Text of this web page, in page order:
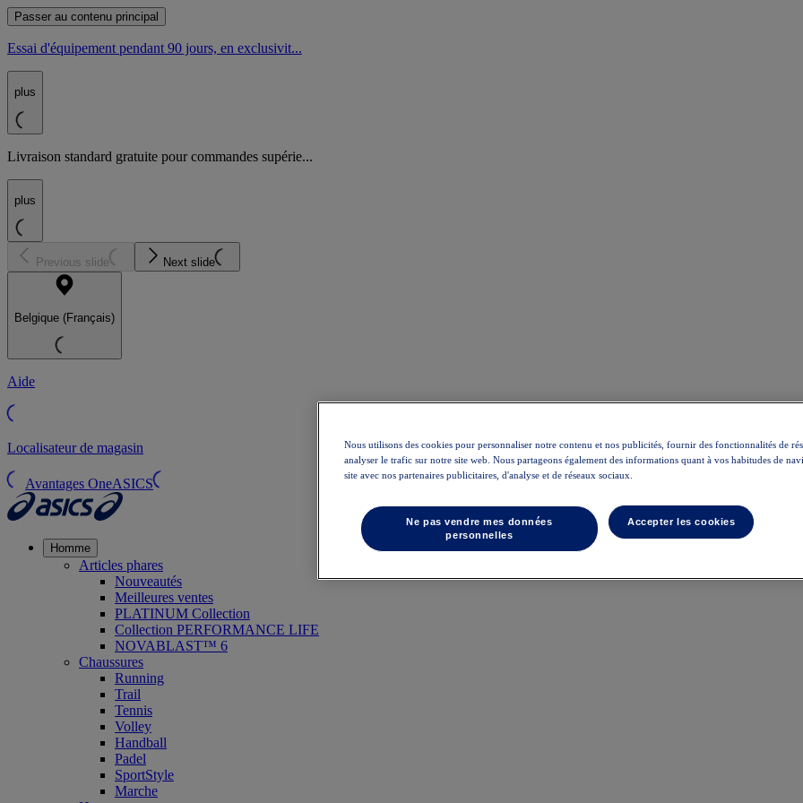
Passer au contenu principal
Essai d'équipement pendant 90 jours, en exclusivit...
plus
Livraison standard gratuite pour commandes supérie...
plus
Previous slide Next slide
Belgique (Français)
Aide
Localisateur de magasin
Avantages OneASICS
Homme
Articles phares
Nouveautés
Meilleures ventes
PLATINUM Collection
Collection PERFORMANCE LIFE
NOVABLAST™ 6
Chaussures
Running
Trail
Tennis
Volley
Handball
Padel
SportStyle
Marche
Nous utilisons des cookies pour personnaliser notre contenu et nos publicités, fournir des fonctionnalités de
analyser le trafic sur notre site web. Nous partageons également des informations quant à vos habitudes de
site avec nos partenaires publicitaires, d'analyse et de réseaux sociaux.
Ne pas vendre mes données
personnelles
Accepter les cookies